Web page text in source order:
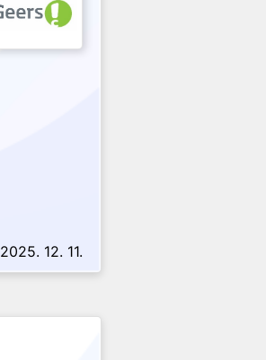
2025. 12. 11.